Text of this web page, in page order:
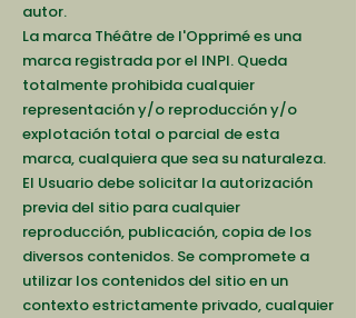
autor.
La marca Théâtre de l'Opprimé es una
marca registrada por el INPI. Queda
totalmente prohibida cualquier
representación y/o reproducción y/o
explotación total o parcial de esta
marca, cualquiera que sea su naturaleza.
El Usuario debe solicitar la autorización
previa del sitio para cualquier
reproducción, publicación, copia de los
diversos contenidos. Se compromete a
utilizar los contenidos del sitio en un
contexto estrictamente privado, cualquier